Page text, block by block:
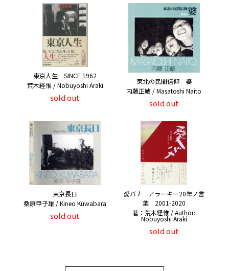
東京人生 SINCE 1962
荒木経惟 / Nobuyoshi Araki
sold out
東北の民間信仰 婆
内藤正敏 / Masatoshi Naito
sold out
東京長日
桑原甲子雄 / Kineo Kuwabara
sold out
愛バナ アラーキー20年ノ言
葉 2001-2020
著：荒木経惟 / Author:
Nobuyoshi Araki
sold out